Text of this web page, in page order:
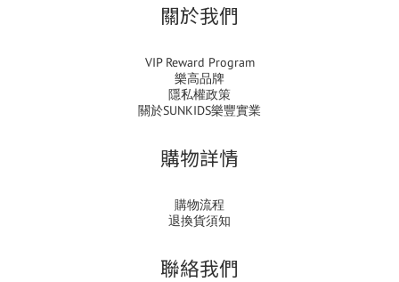
關於我們
VIP Reward Program
樂高品牌
隱私權政策
關於SUNKIDS樂豐實業
購物詳情
購物流程
退換貨須知
聯絡我們